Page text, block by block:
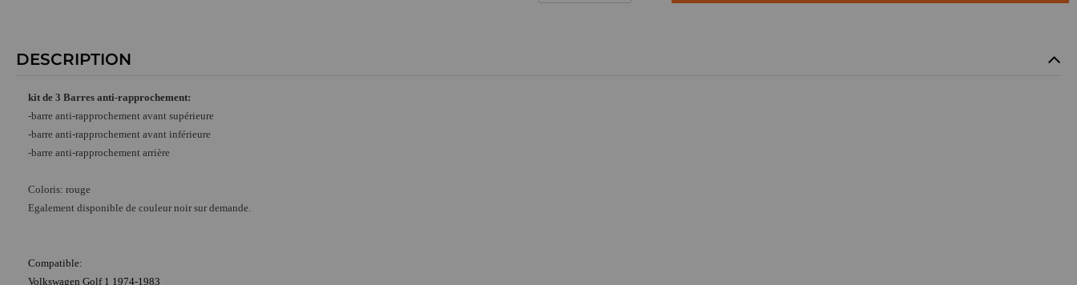
DESCRIPTION
kit de 3 Barres anti-rapprochement:
-barre anti-rapprochement avant supérieure
-barre anti-rapprochement avant inférieure
-barre anti-rapprochement arrière
Coloris: rouge
Egalement disponible de couleur noir sur demande.
Compatible:
Volkswagen Golf 1 1974-1983